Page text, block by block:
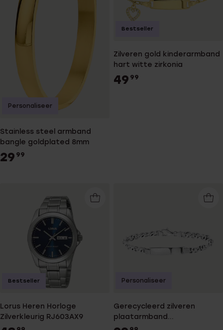
Stainless steel armband
bangle goldplated 8mm
29 99
Personaliseer
Zilveren gold kinderarmband
hart witte zirkonia
49 99
Bestseller
Lorus Heren Horloge
Zilverkleurig RJ603AX9
Bestseller
Gerecycleerd zilveren
plaatarmband
gourmetschakel.
Personaliseer